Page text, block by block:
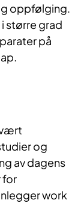
oppfølging.
i større grad
på
og
av dagens
for
work